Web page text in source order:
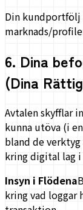
Din kundportfölj
marknads/
6. Dina
(Dina
Avtalen skyfflar
kunna utöva (i
bland de
kring digital lag i
Insyn i Flödena
kring vad loggar